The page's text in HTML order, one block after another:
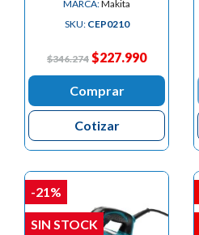
MARCA:Makita
SKU: CEP0210
$346.274 $227.990
Comprar
Cotizar
-21%
SIN STOCK